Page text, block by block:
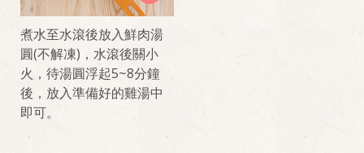
煮水至水滾後放入鮮肉湯
圓(不解凍)，水滾後關小
火，待湯圓浮起5~8分鐘
後，放入準備好的雞湯中
即可。